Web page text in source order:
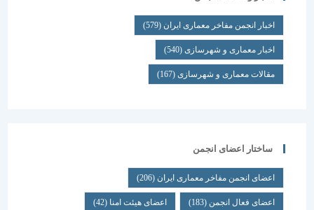
اخبار انجمن مفاخر معماری ایران (579)
اخبار معماری و شهرسازی(540)
مقالات معماری و شهرسازی(167)
ساختار اعضای انجمن
اعضای انجمن مفاخر معماری ایران (206)
اعضای فعال انجمن(183) اعضای هیئت امنا(42)